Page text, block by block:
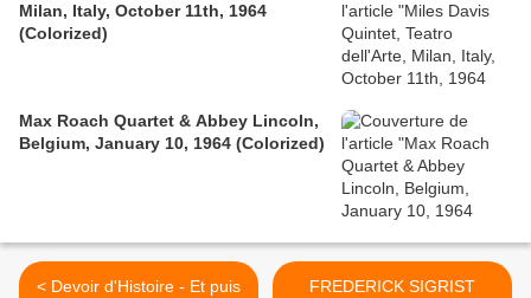
Milan, Italy, October 11th, 1964
(Colorized)
Max Roach Quartet & Abbey Lincoln,
Belgium, January 10, 1964 (Colorized)
< Devoir d'Histoire - Et puis
FREDERICK SIGRIST